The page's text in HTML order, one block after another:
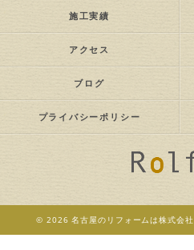
施工実績
アクセス
ブログ
プライバシーポリシー
© 2026 名古屋のリフォームは株式会社